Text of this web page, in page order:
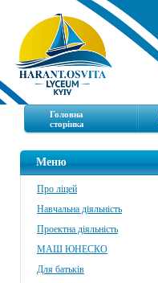
Головна
сторінка
Меню
Про ліцей
Навчальна діяльність
Проектна діяльність
МАШ ЮНЕСКО
Для батьків